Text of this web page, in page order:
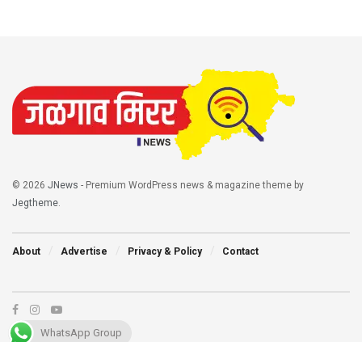
© 2026 JNews - Premium WordPress news & magazine theme by
Jegtheme
About Advertise Privacy & Policy Contact
WhatsApp Group